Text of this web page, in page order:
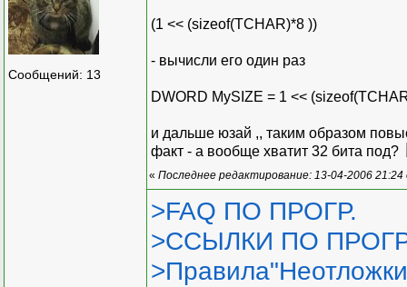
Сообщений: 13
(1 << (sizeof(TCHAR)*8 ))
- вычисли его один раз
DWORD MySIZE = 1 <<
и дальше юзай ,, таким образом
факт - а вообще хватит 32 бита под?
« Последнее редактирование: 13-04-2006
>FAQ ПО ПРОГР.
>ССЫЛКИ ПО